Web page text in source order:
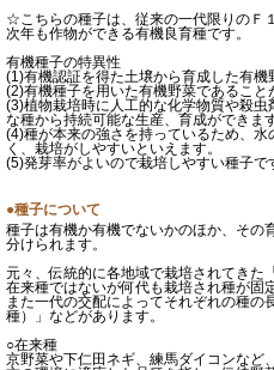
☆こちらの種子は、従来の一代限りのＦ
次年も作物ができる有機良育種です。
有機種子の特異性
(1)有機認証を得た土壌から育成した有機
(2)有機種子を用いた有機野菜であること
(3)植物栽培時に人工的な化学物質や殺
な種から持続可能な生産、育成ができま
(4)種が本来の強さを持っているため、
く、栽培がしやすいといえます。
(5)発芽率がよいので栽培しやすい種子で
●種子について
種子は有機か有機でないかのほか、その
分けられます。
元々、伝統的に各地域で栽培されてきた
在来種ではないが何代も栽培され種が固
また一代の交配によってそれぞれの種の
種）」などがあります。
○在来種
京野菜や下仁田ネギ、練馬ダイコンなど